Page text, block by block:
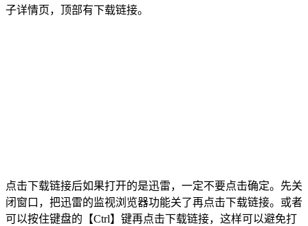
子详情页，顶部有下载链接。
点击下载链接后如果打开的是迅雷，一定不要点击确定。先关
闭窗口，把迅雷的监视浏览器功能关了再点击下载链接。或者
可以按住键盘的【Ctrl】键再点击下载链接，这样可以避免打